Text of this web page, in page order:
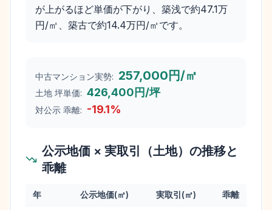
が上がるほど単価が下がり、築浅で約47.1万
円/㎡、築古で約14.4万円/㎡です。
中古マンション実勢: 257,000円/㎡
土地 坪単価: 426,400円/坪
対公示 乖離: -19.1%
公示地価 × 実取引（土地）の推移と
乖離
年 公示地価(㎡) 実取引(㎡) 乖離